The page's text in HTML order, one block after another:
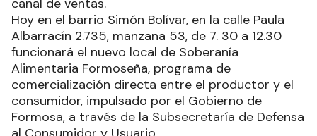
canal de ventas.
Hoy en el barrio Simón Bolívar, en la calle Paula
Albarracín 2.735, manzana 53, de 7. 30 a 12.30
funcionará el nuevo local de Soberanía
Alimentaria Formoseña, programa de
comercialización directa entre el productor y el
consumidor, impulsado por el Gobierno de
Formosa, a través de la Subsecretaría de Defensa